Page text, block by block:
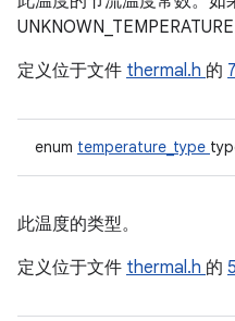
UNKNOWN_TEMPERATURE
定义位于文件 thermal.h 的
enum temperature_type
此温度的类型。
定义位于文件 thermal.h 的